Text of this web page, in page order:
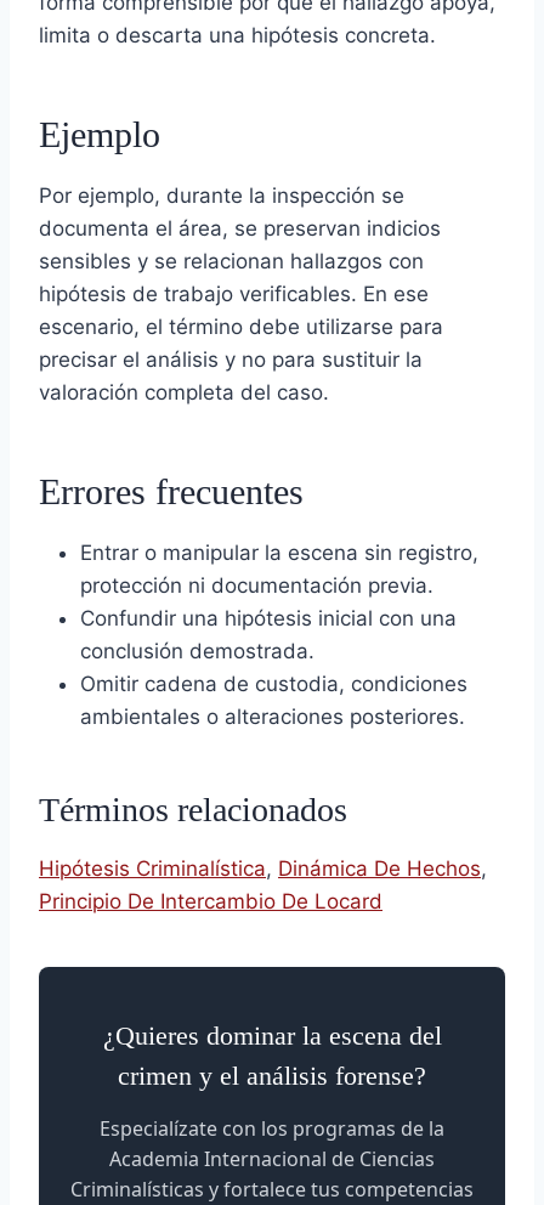
limita o descarta una hipótesis concreta.
Ejemplo
Por ejemplo, durante la inspección se
documenta el área, se preservan indicios
sensibles y se relacionan hallazgos con
hipótesis de trabajo verificables. En ese
escenario, el término debe utilizarse para
precisar el análisis y no para sustituir la
valoración completa del caso.
Errores frecuentes
Entrar o manipular la escena sin registro,
protección ni documentación previa.
Confundir una hipótesis inicial con una
conclusión demostrada.
Omitir cadena de custodia, condiciones
ambientales o alteraciones posteriores.
Términos relacionados
Hipótesis Criminalística, Dinámica De Hechos,
Principio De Intercambio De Locard
¿Quieres dominar la escena del
crimen y el análisis forense?
Especialízate con los programas de la
Academia Internacional de Ciencias
Criminalísticas y fortalece tus competencias